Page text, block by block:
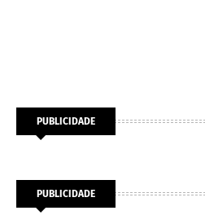
PUBLICIDADE
PUBLICIDADE